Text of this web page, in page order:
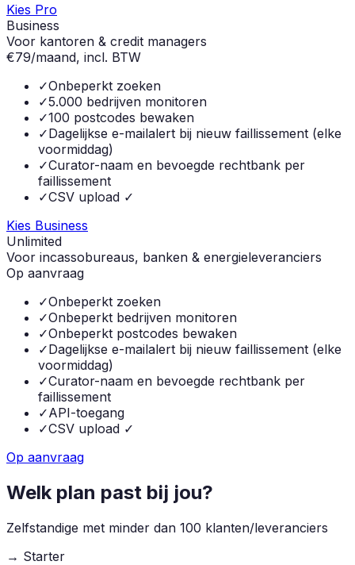
Kies Pro
Business
Voor kantoren & credit managers
€79/maand, incl. BTW
✓Onbeperkt zoeken
✓5.000 bedrijven monitoren
✓100 postcodes bewaken
✓Dagelijkse e-mailalert bij nieuw faillissement (elke
voormiddag)
✓Curator-naam en bevoegde rechtbank per
faillissement
✓CSV upload ✓
Kies Business
Unlimited
Voor incassobureaus, banken & energieleveranciers
Op aanvraag
✓Onbeperkt zoeken
✓Onbeperkt bedrijven monitoren
✓Onbeperkt postcodes bewaken
✓Dagelijkse e-mailalert bij nieuw faillissement (elke
voormiddag)
✓Curator-naam en bevoegde rechtbank per
faillissement
✓API-toegang
✓CSV upload ✓
Op aanvraag
Welk plan past bij jou?
Zelfstandige met minder dan 100 klanten/leveranciers
→ Starter